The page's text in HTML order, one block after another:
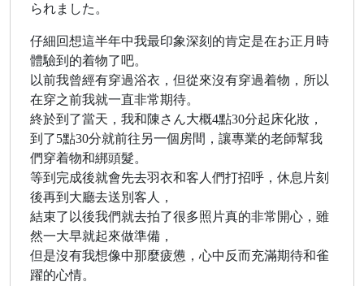
られました。
仔細回想這半年中我最印象深刻的肯定是在お正月時
體驗到的着物了吧。
以前我曾經有穿過浴衣，但從來沒有穿過着物，所以
在穿之前我就一直非常期待。
終於到了當天，我和陳さん大概4點30分起床化妝，
到了5點30分就前往另一個房間，讓專業的老師幫我
們穿着物和綁頭髮。
等到完成後就會先去羽衣和客人們打招呼，休息片刻
後再到大廳去送別客人，
結束了以後我們就去拍了很多照片真的非常開心，雖
然一大早就起來做準備，
但是沒有我想像中那麼疲憊，心中反而充滿期待和雀
躍的心情。